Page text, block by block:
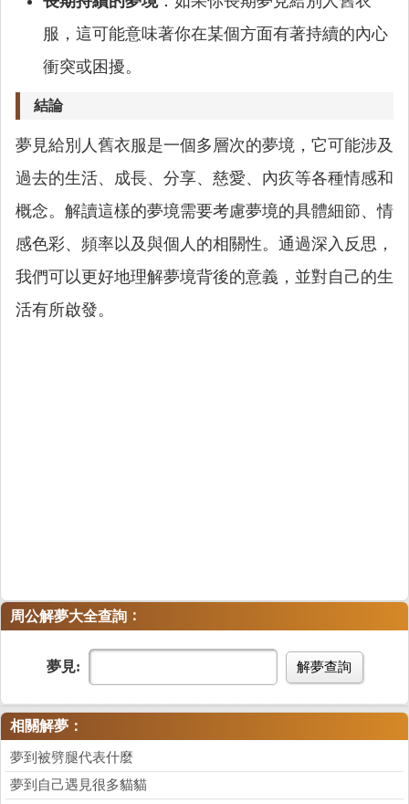
服，這可能意味著你在某個方面有著持續的內心
衝突或困擾。
結論
夢見給別人舊衣服是一個多層次的夢境，它可能涉及
過去的生活、成長、分享、慈愛、內疚等各種情感和
概念。解讀這樣的夢境需要考慮夢境的具體細節、情
感色彩、頻率以及與個人的相關性。通過深入反思，
我們可以更好地理解夢境背後的意義，並對自己的生
活有所啟發。
周公解夢大全查詢 ：
夢見: 解夢查詢
相關解夢：
夢到被劈腿代表什麼
夢到自己遇見很多貓貓